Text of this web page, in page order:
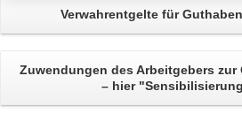
Verwahrentgelte für
Zuwendungen des Arbeitgebers zur
– hier